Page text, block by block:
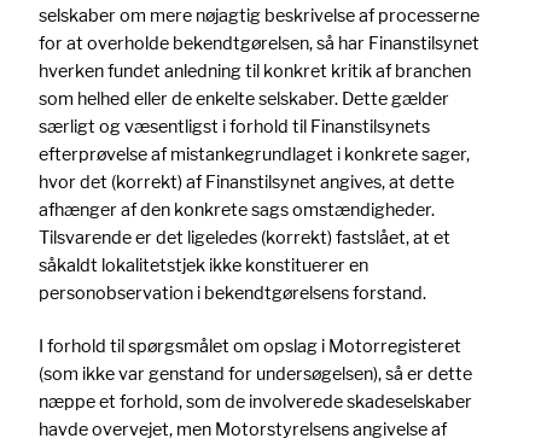
selskaber om mere nøjagtig beskrivelse af processerne
for at overholde bekendtgørelsen, så har Finanstilsynet
hverken fundet anledning til konkret kritik af branchen
som helhed eller de enkelte selskaber. Dette gælder
særligt og væsentligst i forhold til Finanstilsynets
efterprøvelse af mistankegrundlaget i konkrete sager,
hvor det (korrekt) af Finanstilsynet angives, at dette
afhænger af den konkrete sags omstændigheder.
Tilsvarende er det ligeledes (korrekt) fastslået, at et
såkaldt lokalitetstjek ikke konstituerer en
personobservation i bekendtgørelsens forstand.
I forhold til spørgsmålet om opslag i Motorregisteret
(som ikke var genstand for undersøgelsen), så er dette
næppe et forhold, som de involverede skadeselskaber
havde overvejet, men Motorstyrelsens angivelse af